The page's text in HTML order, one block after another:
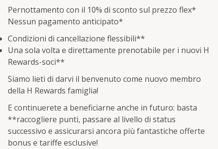
Pernottamento con il 10% di sconto sul prezzo flex*
Nessun pagamento anticipato*
Condizioni di cancellazione flessibili**
Una sola volta e direttamente prenotabile per i nuovi H
Rewards-soci**
Siamo lieti di darvi il benvenuto come nuovo membro
della H Rewards famiglia!
E continuerete a beneficiarne anche in futuro: basta
**raccogliere punti, passare al livello di status
successivo e assicurarsi ancora più fantastiche offerte
bonus e tariffe esclusive!